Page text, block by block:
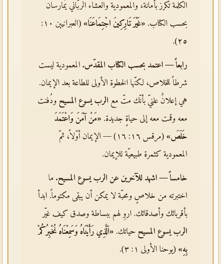
الكلمة تُكرز بأمانة، والمعمودية والعشاء الربّاني يُمارسان
بحسب الكتاب. «غَيْرَ تَارِكِينَ اجْتِمَاعَنَا»
(العبرانيين ١٠:
٢٥).
رابعاً — اعتمد بحسب الكتاب المقدّس. المعمودية ليست
شرطاً للخلاص، لكنّها الخطوة الأولى للطاعة بعد الإيمان.
هي إعلانٌ علنيّ بأنّك متّ مع الرب يسوع المسيح ودُفنت
معه وقمت معه إلى حياةٍ جديدة. «مَنْ آمَنَ وَاعْتَمَدَ
خَلَصَ»
(مرقس ١٦: ١٦) — الإيمان أوّلاً، ثمّ
المعمودية كثمرة طبيعيّة للإيمان.
خامساً — اشهد للآخرين عن الرب يسوع المسيح. ما
اختبرته من خلاصٍ ومحبّة لا يمكن أن يبقى مكتوماً. ابدأ
بأقربائك وأصدقائك. اروِ لهم ببساطة وصدق كيف غيّر
الرب يسوع المسيح حياتك. «اَلَّذِي رَأَيْنَاهُ وَسَمِعْنَاهُ نُخْبِرُكُمْ
بِهِ» (يوحنا الأولى ١: ٣).